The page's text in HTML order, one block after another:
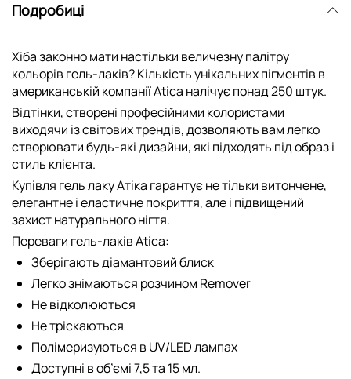
Подробиці
Хіба законно мати настільки величезну палітру
кольорів гель-лаків? Кількість унікальних пігментів в
американській компанії Atica налічує понад 250 штук.
Відтінки, створені професійними колористами
виходячи із світових трендів, дозволяють вам легко
створювати будь-які дизайни, які підходять під образ і
стиль клієнта.
Купівля гель лаку Атіка гарантує не тільки витончене,
елегантне і еластичне покриття, але і підвищений
захист натурального нігтя.
Переваги гель-лаків Atica:
Зберігають діамантовий блиск
Легко знімаються розчином Remover
Не відколюються
Не тріскаються
Полімеризуються в UV/LED лампах
Доступні в об’ємі 7,5 та 15 мл.